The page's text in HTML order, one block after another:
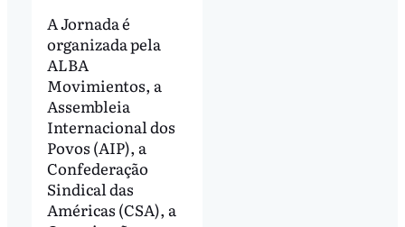
A Jornada é
organizada pela
ALBA
Movimientos, a
Assembleia
Internacional dos
Povos (AIP), a
Confederação
Sindical das
Américas (CSA), a